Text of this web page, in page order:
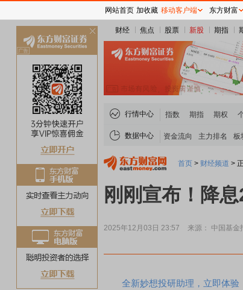
财经 焦点 股票 新股 期指
行情中心 指数 期指 期权
数据中心 资金流向 主力排名 板
首页 > 财经频道 >
刚刚宣布！降
2025年12月03日 23:57 来源： 中国基金
全新妙想投研助理，立即体验
网站首页 加收藏 移动客户端 东方财富
关